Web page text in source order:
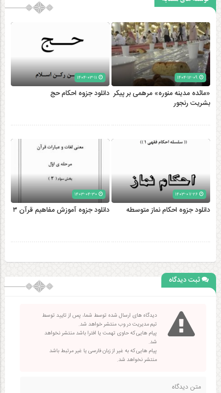
«مائده مدینه منوره» مرهمی بر پیکر
بشریت رنجور
دانلود جزوه احکام حج
۱۴۰۳-۰۷-۲۶
دانلود جزوه احکام نماز متوسطه دانلود جزوه آموزش مفاهیم قرآن ۳
ثبت دیدگاه
دیدگاه های ارسال شده توسط شما، پس از تایید توسط
تیم مدیریت در وب منتشر خواهد شد.
پیام هایی که حاوی تهمت یا افترا باشد منتشر نخواهد
شد.
پیام هایی که به غیر از زبان فارسی یا غیر مرتبط باشد
منتشر نخواهد شد.